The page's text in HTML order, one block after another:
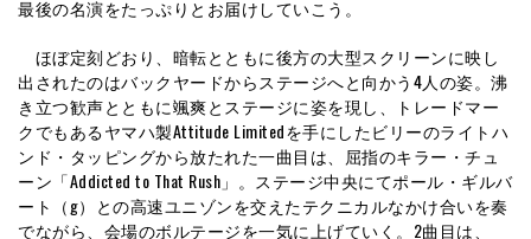
最後の名演をたっぷりとお届けしていこう。
ほぼ定刻どおり、暗転とともに後方の大型スクリーンに映し
出されたのはバックヤードからステージへと向かう4人の姿。沸
き立つ歓声とともに颯爽とステージに姿を現し、トレードマー
クでもあるヤマハ製Attitude Limitedを手にしたビリーのライトハ
ンド・タッピングから放たれた一曲目は、屈指のキラー・チュ
ーン「Addicted to That Rush」。ステージ中央にてポール・ギルバ
ート（g）との高速ユニゾンを交えたテクニカルなかけ合いを奏
でながら、会場のボルテージを一気に上げていく。2曲目は、